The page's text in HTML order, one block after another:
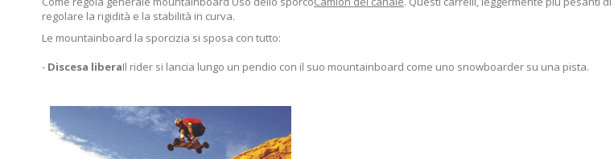
regolare la rigidità e la stabilità in curva.
Le mountainboard la sporcizia si sposa con tutto:
- Discesa liberaIl rider si lancia lungo un pendio con il suo mountainboard come uno snowboarder su una pista.